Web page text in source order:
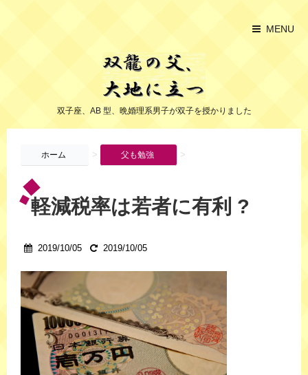
MENU
双子座、AB 型、晩婚理系男子が双子を授かりました
ホーム > 父も勉強 >
軽減税率は若者に有利 ?
2019/10/05 2019/10/05